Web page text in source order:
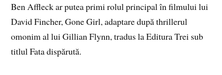
Ben Affleck ar putea primi rolul principal în filmului lui
David Fincher, Gone Girl, adaptare după thrillerul
omonim al lui Gillian Flynn, tradus la Editura Trei sub
titlul Fata dispărută.